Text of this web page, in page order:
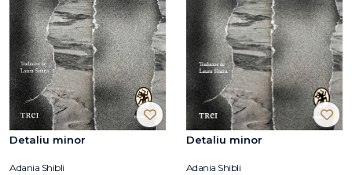
Detaliu minor
Adania Shibli
Detaliu minor
Adania Shibli